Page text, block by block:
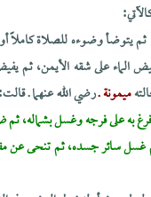
ثم يتوضأ وضوءه للصلاة
على شقه الأيمن، ثم
ميمونة ـرضي الله عنهما ـ
به على فرجه وغسل بشماله،
سائر جسده، ثم تنحى عن